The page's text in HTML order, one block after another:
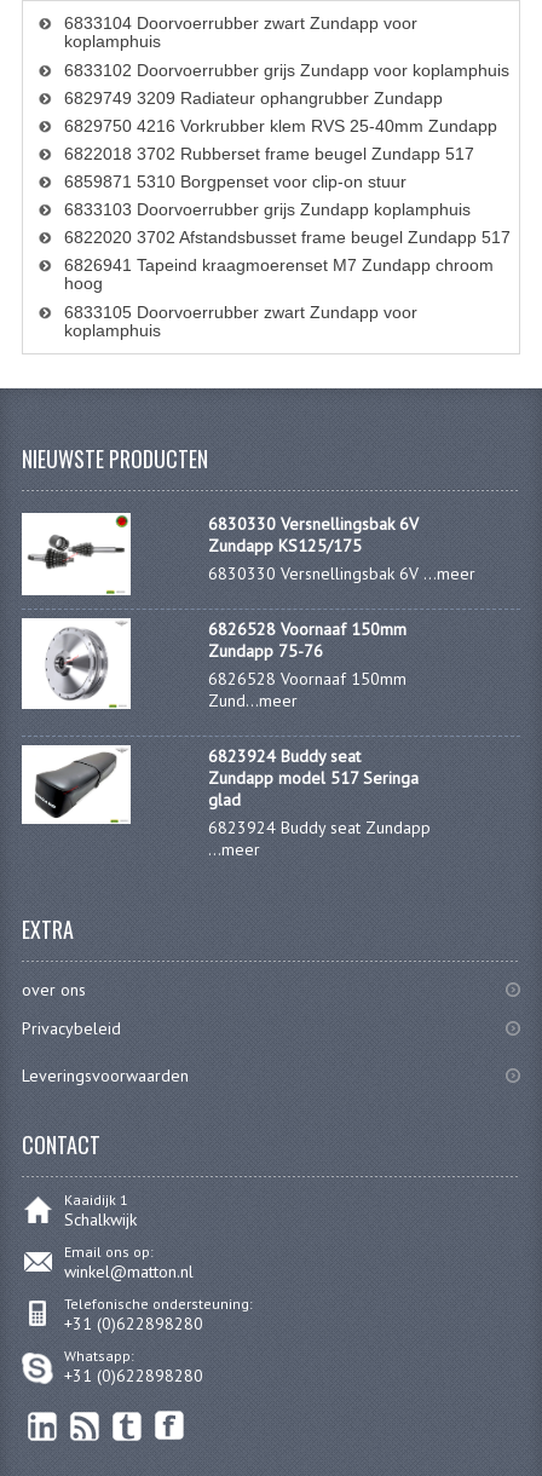
ACHTERTANDWIELEN
VOORTANDWIELEN
UITLATEN EN BOCHTEN
UITLATEN
UITLAATBOCHTEN
KOPPELING ONDERDELEN
REVISIESETS
REVISIE 3 BAK HAND
REVISIE 3 BAK VOET
REVISIE 4 BAK VOET
REVISIE 5 BAK VOET
REVISIE KS80/314 MOTORBLOK
REVISIE KS125/285 MOTORBLOK
OVERIG
KS80 ONDERDELEN
6833104 Doorvoerrubber zwart Zundapp voor
koplamphuis
6833102 Doorvoerrubber grijs Zundapp voor koplamphuis
6829749 3209 Radiateur ophangrubber Zundapp
6829750 4216 Vorkrubber klem RVS 25-40mm Zundapp
6822018 3702 Rubberset frame beugel Zundapp 517
6859871 5310 Borgpenset voor clip-on stuur
6833103 Doorvoerrubber grijs Zundapp koplamphuis
6822020 3702 Afstandsbusset frame beugel Zundapp 517
6826941 Tapeind kraagmoerenset M7 Zundapp chroom
hoog
6833105 Doorvoerrubber zwart Zundapp voor
koplamphuis
NIEUWSTE PRODUCTEN
6830330 Versnellingsbak 6V
Zundapp KS125/175
6830330 Versnellingsbak 6V ...meer
6826528 Voornaaf 150mm
Zundapp 75-76
6826528 Voornaaf 150mm
Zund...meer
6823924 Buddy seat
Zundapp model 517 Seringa
glad
6823924 Buddy seat Zundapp
...meer
EXTRA
over ons
Privacybeleid
Leveringsvoorwaarden
CONTACT
Kaaidijk 1
Schalkwijk
Email ons op:
winkel@matton.nl
Telefonische ondersteuning:
+31 (0)622898280
Whatsapp:
+31 (0)622898280